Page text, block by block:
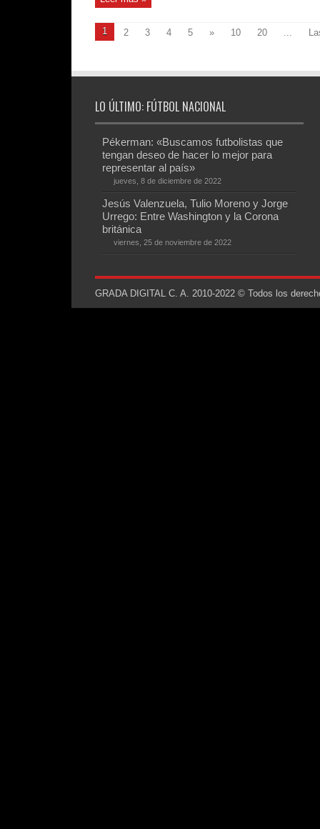
1 2 3 4 5 » 10 20 ...
LO ÚLTIMO: FÚTBOL NACIONAL
Pékerman: «Buscamos futbolistas que
tengan deseo de hacer lo mejor para
representar al país»
jueves, 8 de diciembre de 2022
Jesús Valenzuela, Tulio Moreno y Jorge
Urrego: Entre Washington y la Corona
británica
viernes, 25 de noviembre de 2022
GRADA DIGITAL C. A. 2010-2022 © Todos los